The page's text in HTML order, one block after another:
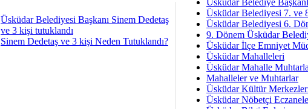
Üsküdar Belediyesi Başkanı Sinem Dedetaş
ve 3 kişi tutuklandı
Sinem Dedetaş ve 3 kişi Neden Tutuklandı?
İmar Sorunlarının Genel
Arakan
Bayramın
Üsküdar Belediye
Üsküdar Belediyesi 7. ve
Üsküdar Belediyesi 6.
9. Dönem Üsküdar
Üsküdar İlçe Emniyet
Üsküdar Mahalleleri
Üsküdar Mahalle
Mahalleler ve Muhtarlar
Üsküdar Kültür
Üsküdar Nöbetçi